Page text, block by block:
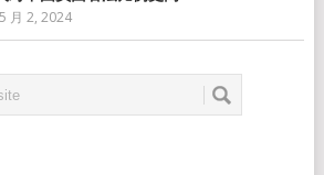
5 月 2, 2024